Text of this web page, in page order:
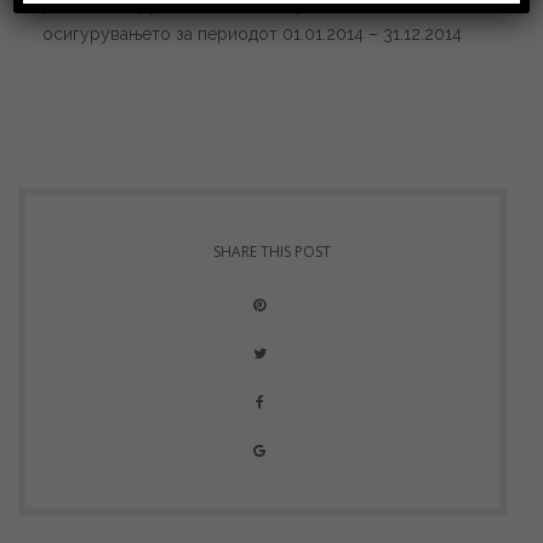
работа на друштвата за застапување во
осигурувањето за периодот 01.01.2014 – 31.12.2014
SHARE THIS POST